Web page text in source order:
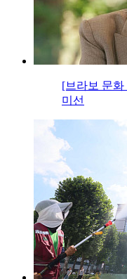
[브라보 문
미선